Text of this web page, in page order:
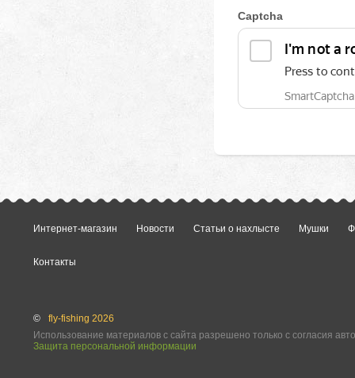
Captcha
Интернет-магазин Новости Статьи о нахлысте Мушки
Контакты
©
fly-fishing 2026
Использование материалов с сайта разрешено только с согласия
Защита персональной информации